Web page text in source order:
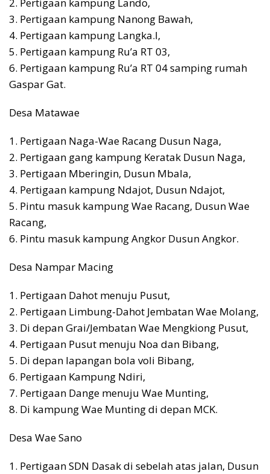
2. Pertigaan kampung Lando,
3. Pertigaan kampung Nanong Bawah,
4. Pertigaan kampung Langka.l,
5. Pertigaan kampung Ru’a RT 03,
6. Pertigaan kampung Ru’a RT 04 samping rumah
Gaspar Gat.
Desa Matawae
1. Pertigaan Naga-Wae Racang Dusun Naga,
2. Pertigaan gang kampung Keratak Dusun Naga,
3. Pertigaan Mberingin, Dusun Mbala,
4. Pertigaan kampung Ndajot, Dusun Ndajot,
5. Pintu masuk kampung Wae Racang, Dusun Wae
Racang,
6. Pintu masuk kampung Angkor Dusun Angkor.
Desa Nampar Macing
1. Pertigaan Dahot menuju Pusut,
2. Pertigaan Limbung-Dahot Jembatan Wae Molang,
3. Di depan Grai/Jembatan Wae Mengkiong Pusut,
4. Pertigaan Pusut menuju Noa dan Bibang,
5. Di depan lapangan bola voli Bibang,
6. Pertigaan Kampung Ndiri,
7. Pertigaan Dange menuju Wae Munting,
8. Di kampung Wae Munting di depan MCK.
Desa Wae Sano
1. Pertigaan SDN Dasak di sebelah atas jalan, Dusun